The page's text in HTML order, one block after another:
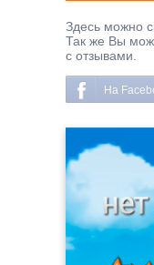
Здесь можно
Так же Вы
с отзывами.
На